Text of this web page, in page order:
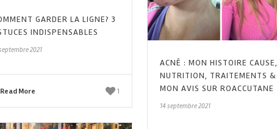
GARDER LA LIGNE? 3
INDISPENSABLES
2021
Read More 1
ACNÉ : MON HISTOIRE CAUSE,
NUTRITION, TRAITEMENTS &
MON AVIS SUR ROACCUTANE
14 septembre 2021